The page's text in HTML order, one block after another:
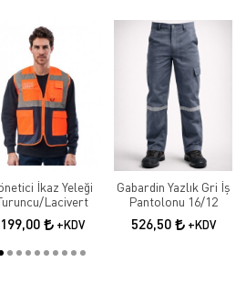
İkaz Yeleği
Lacivert
199,00 +KDV
Gabardin Yazlık Gri İş
Pantolonu 16/12
526,50 +KDV